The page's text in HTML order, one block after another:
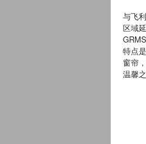
与飞
区域
特点
窗帘
温馨之